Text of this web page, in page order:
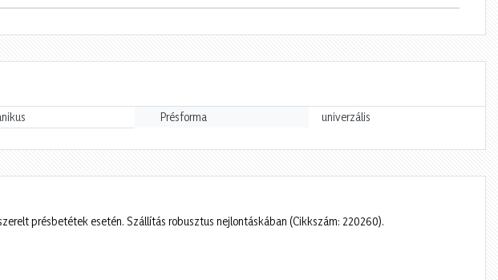
Présforma
univerzális
présbetétek esetén. Szállítás robusztus nejlontáskában (Cikkszám: 220260).